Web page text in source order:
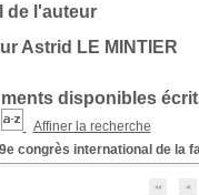
de l'auteur
Astrid LE MINTIER
disponibles
Affiner la recherche
9e congrès international de la